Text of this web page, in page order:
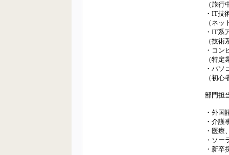
（旅
・IT技
（ネ
・IT系
（技
・コン
（特
・パソ
（初
部門担
・外国
・介護
・医療
・ソー
・新卒